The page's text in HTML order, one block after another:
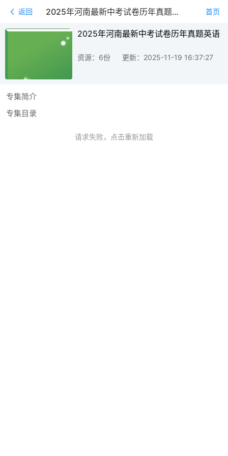
返回 2025年河南最新中考试卷历年真题英语 首页
2025年河南最新中考试卷历年真题英语
资源：6份 更新：2025-11-19 16:37:27
专集简介
专集目录
请求失败，点击重新加载